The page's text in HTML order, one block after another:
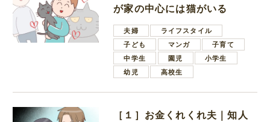
が家の中心には猫がいる
夫婦
ライフスタイル
子ども
マンガ
子育て
中学生
園児
小学生
幼児
高校生
［１］お金くれくれ夫｜知人